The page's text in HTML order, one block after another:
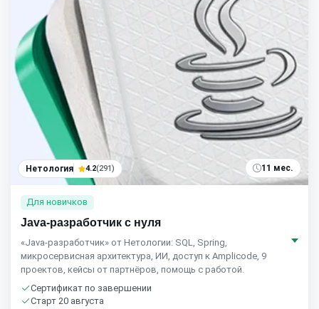
Нетология 4.2(291) 11 мес.
Для новичков
Java-разработчик с нуля
«Java-разработчик» от Нетологии: SQL, Spring,
микросервисная архитектура, ИИ, доступ к Amplicode, 9
проектов, кейсы от партнёров, помощь с работой.
Сертификат по завершении
Старт 20 августа